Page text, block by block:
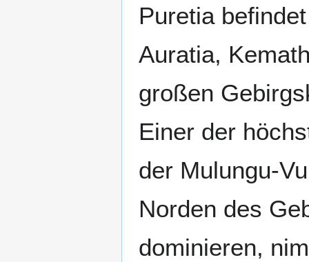
Puretia
Auratia,
großen
Einer der
der Mulungu-
Norden des
dominieren,